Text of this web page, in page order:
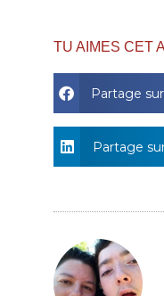
TU AIMES CET
Partage
Partage